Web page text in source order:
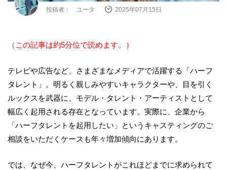
投稿者： ユータ 2025年07月15日
（この記事は約5分位で読めます。）
テレビや広告など、さまざまなメディアで活躍する「ハーフ
タレント」。明るく親しみやすいキャラクターや、目を引く
ルックスを武器に、モデル・タレント・アーティストとして
幅広く起用される存在となっています。実際に、企業から
「ハーフタレントを起用したい」というキャスティングのご
相談をいただくケースも年々増加傾向にあります。
では、なぜ今、ハーフタレントがこれほどまでに求められて